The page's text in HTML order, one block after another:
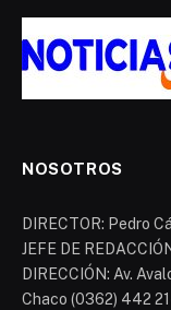
NOSOTROS
DIRECTOR: Pedro
JEFE DE
DIRECCIÓN: Av.
Chaco (0362) 442